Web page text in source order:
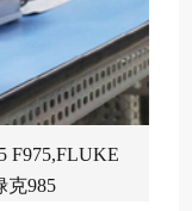
F975,FLUKE
克985